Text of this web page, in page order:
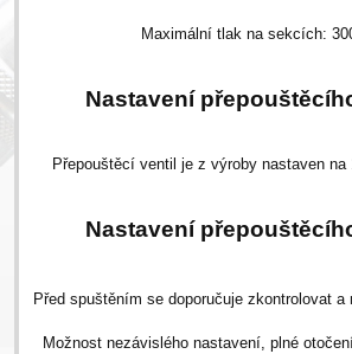
Maximální tlak na sekcích:
Nastavení
Přepouštěcí ventil je z výroby nastaven na
Nastavení
Před spuštěním se doporučuje zkontrolovat a
Možnost nezávislého nastavení, plné